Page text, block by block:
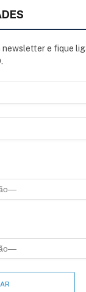
e fique